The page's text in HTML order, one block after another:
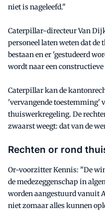
niet is nageleefd."
Caterpillar-directeur Van
personeel laten weten dat
bestaan en er 'gestudeerd
wordt naar een constructieve
Caterpillar kan de
'vervangende toestemming'
thuiswerkregeling. De
zwaarst weegt: dat van de
Rechten or rond
Or-voorzitter Kennis: "De
de medezeggenschap in
worden aangestuurd vanuit
niet zomaar alles kunnen